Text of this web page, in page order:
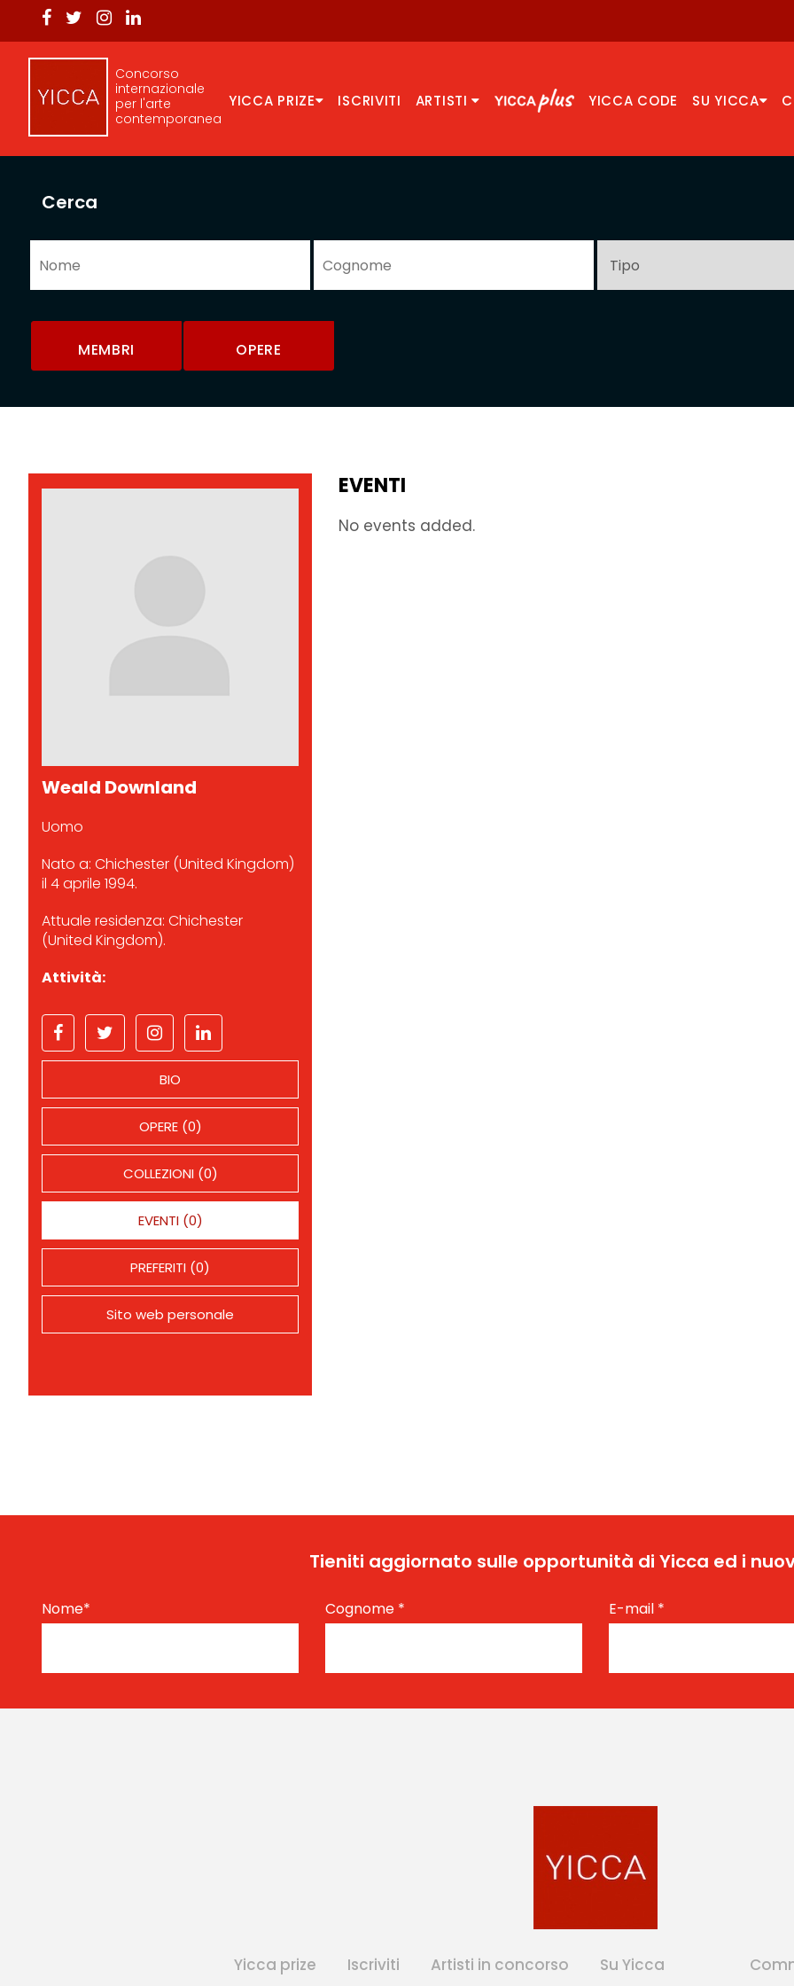
Concorso
internazionale
per l'arte
contemporanea
YICCA PRIZE ISCRIVITI ARTISTI YICCA CODE SU YICCA
Cerca
MEMBRI OPERE
Weald Downland
Uomo
Nato a: Chichester (United Kingdom)
il 4 aprile 1994.
Attuale residenza: Chichester
(United Kingdom).
Attività:
BIO
OPERE (0)
COLLEZIONI (0)
EVENTI (0)
PREFERITI (0)
Sito web personale
EVENTI
No events added.
Tieniti aggiornato sulle opportunità di Yicca ed i
Nome* Cognome * E-mail *
Yicca prize Iscriviti Artisti in concorso Su Yicca